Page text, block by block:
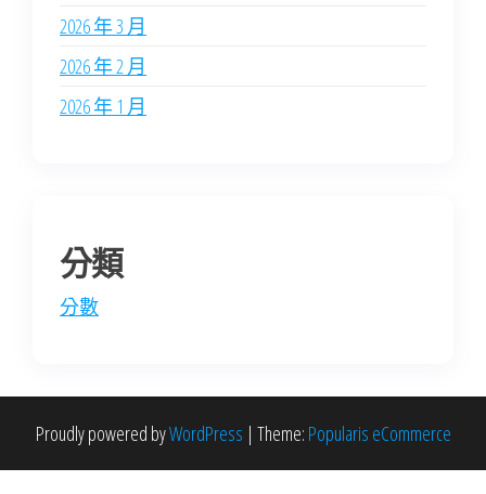
2026 年 3 月
2026 年 2 月
2026 年 1 月
分類
分數
Proudly powered byWordPress | Theme: Popularis eCommerce